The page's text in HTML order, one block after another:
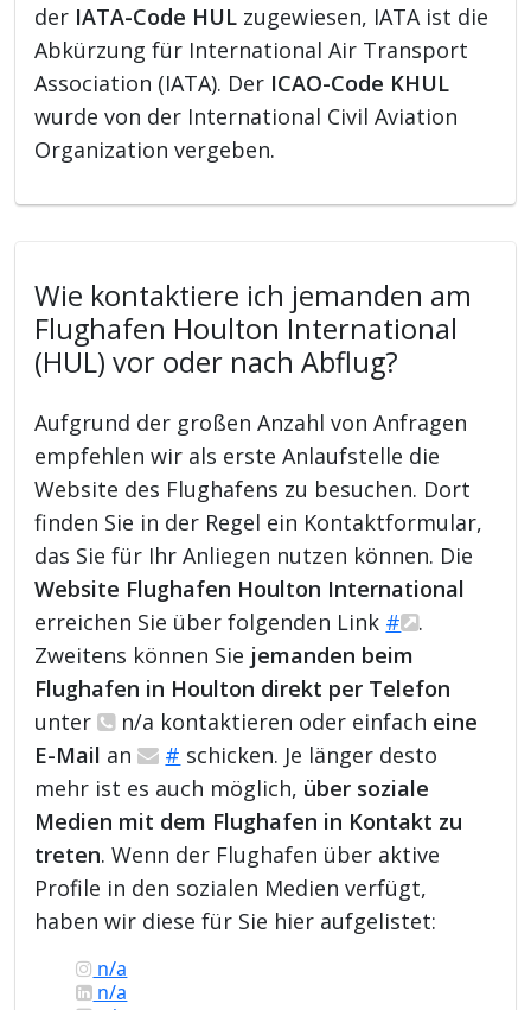
der IATA-Code HUL zugewiesen, IATA ist die
Abkürzung für International Air Transport
Association (IATA). Der ICAO-Code KHUL
wurde von der International Civil Aviation
Organization vergeben.
Wie kontaktiere ich jemanden am
Flughafen Houlton International
(HUL) vor oder nach Abflug?
Aufgrund der großen Anzahl von Anfragen
empfehlen wir als erste Anlaufstelle die
Website des Flughafens zu besuchen. Dort
finden Sie in der Regel ein Kontaktformular,
das Sie für Ihr Anliegen nutzen können. Die
Website Flughafen Houlton International
erreichen Sie über folgenden Link #
.
Zweitens können Sie jemanden beim
Flughafen in Houlton direkt per Telefon
unter
n/a kontaktieren oder einfach eine
E-Mail an # schicken. Je länger desto
mehr ist es auch möglich, über soziale
Medien mit dem Flughafen in Kontakt zu
treten. Wenn der Flughafen über aktive
Profile in den sozialen Medien verfügt,
haben wir diese für Sie hier aufgelistet:
n/a
n/a